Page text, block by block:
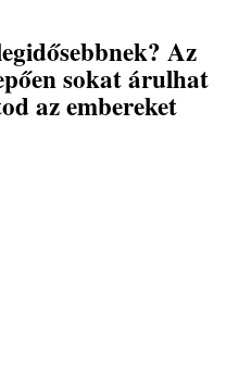
Az
sokat árulhat
az embereket